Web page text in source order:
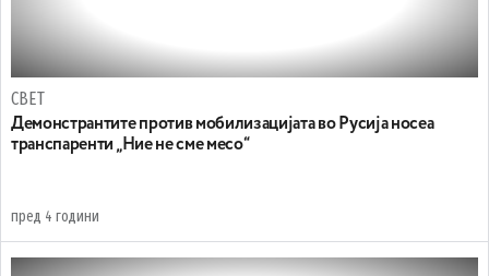
СВЕТ
Демонстрантите против мобилизацијата во Русија носеа
транспаренти „Ние не сме месо“
пред 4 години